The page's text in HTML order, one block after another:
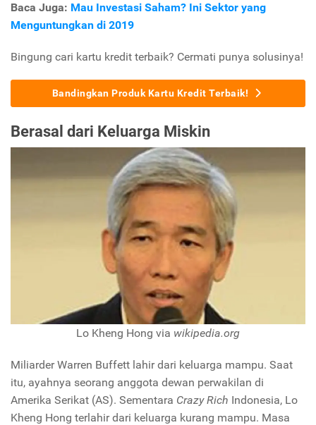
Baca Juga: Mau Investasi Saham? Ini Sektor yang
Menguntungkan di 2019
Bingung cari kartu kredit terbaik? Cermati punya solusinya!
Bandingkan Produk Kartu Kredit Terbaik!
Berasal dari Keluarga Miskin
Lo Kheng Hong via wikipedia.org
Miliarder Warren Buffett lahir dari keluarga mampu. Saat
itu, ayahnya seorang anggota dewan perwakilan di
Amerika Serikat (AS). Sementara Crazy Rich Indonesia, Lo
Kheng Hong terlahir dari keluarga kurang mampu. Masa